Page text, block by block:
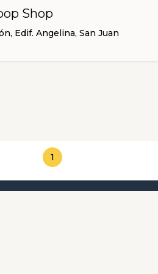
Shop
Edif. Angelina, San Juan
1